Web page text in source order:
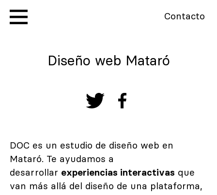
Contacto
Diseño web Mataró
DOC es un estudio de diseño web en
Mataró. Te ayudamos a
desarrollar experiencias interactivas que
van más allá del diseño de una plataforma,